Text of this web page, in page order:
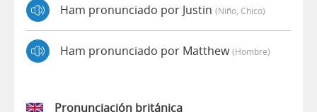
Ham pronunciado por Justin (niño, Chico)
Ham pronunciado por Matthew(hombre)
Pronunciación británica